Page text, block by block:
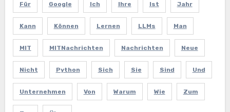
Für Google Ich Ihre Ist Jahr
Kann Können Lernen LLMs Man
MIT MITNachrichten Nachrichten Neue
Nicht Python Sich Sie Sind Und
Unternehmen Von Warum Wie Zum